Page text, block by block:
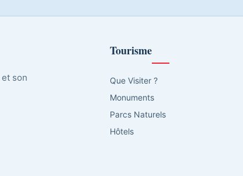
son
Tourisme
Que Visiter ?
Monuments
Parcs Naturels
Hôtels